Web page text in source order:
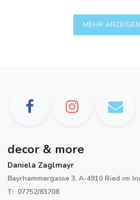
MEHR ANZEIGEN
decor & more
Daniela Zaglmayr
Bayrhammergasse 3, A-4910 Ried im
T: 07752/83708